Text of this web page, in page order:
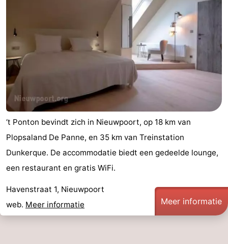
De
Haan
Bredene
-
Oostende
-
Middelkerke
-
Westende
-
Oostduinkerke
-
Koksijde
-
De
Panne
-
Natuur
Weer
‘t Ponton bevindt zich in Nieuwpoort, op 18 km van
Plopsaland De Panne, en 35 km van Treinstation
Dunkerque. De accommodatie biedt een gedeelde lounge,
een restaurant en gratis WiFi.
Havenstraat 1, Nieuwpoort
web. Meer informatie Meer informatie